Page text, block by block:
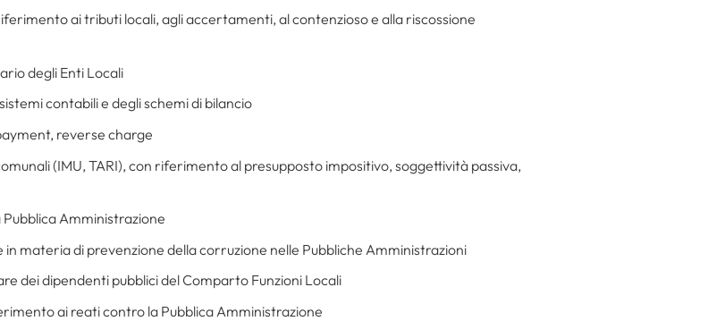
ai tributi locali, agli accertamenti, al contenzioso e alla riscossione
degli Enti Locali
contabili e degli schemi di bilancio
reverse charge
(IMU, TARI), con riferimento al presupposto impositivo, soggettività passiva,
Amministrazione
materia di prevenzione della corruzione nelle Pubbliche Amministrazioni
dei dipendenti pubblici del Comparto Funzioni Locali
ai reati contro la Pubblica Amministrazione